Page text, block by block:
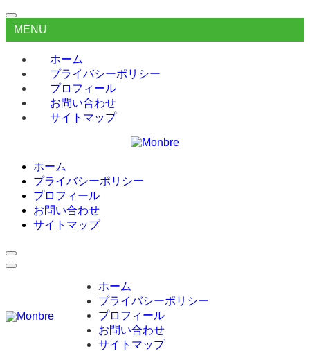
MENU
ホーム
プライバシーポリシー
プロフィール
お問い合わせ
サイトマップ
ホーム
プライバシーポリシー
プロフィール
お問い合わせ
サイトマップ
ホーム
プライバシーポリシー
プロフィール
お問い合わせ
サイトマップ